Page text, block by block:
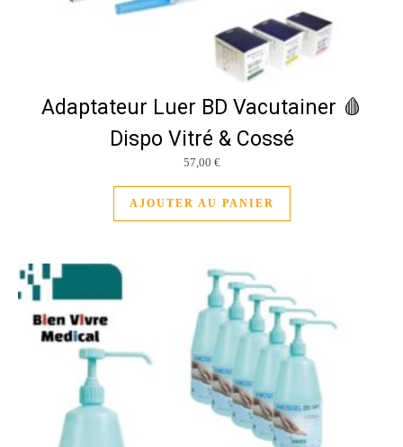
Adaptateur Luer BD Vacutainer 🩸
Dispo Vitré & Cossé
57,00 €
AJOUTER AU PANIER